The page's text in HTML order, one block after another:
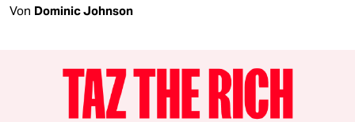
Von Dominic Johnson